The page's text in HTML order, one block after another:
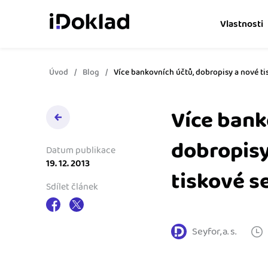
Vlastnosti
Online fakturace
Správa kontaktů
obchodními kontakty.
Hlídání cashflow
Vyměňte počítání za
Spolupráce s účetní
Úvod Blog Více bankovních účtů, dobropisy a nové
Datum publikace
19. 12. 2013
Sdílet článek
Více
tiskové
Seyfor, a. s.